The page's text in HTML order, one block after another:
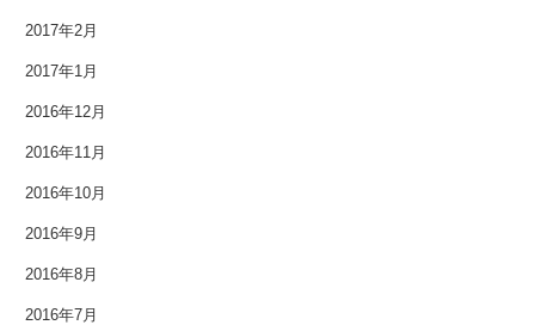
2017年2月
2017年1月
2016年12月
2016年11月
2016年10月
2016年9月
2016年8月
2016年7月